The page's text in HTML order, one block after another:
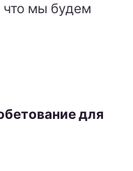
мы будем
для